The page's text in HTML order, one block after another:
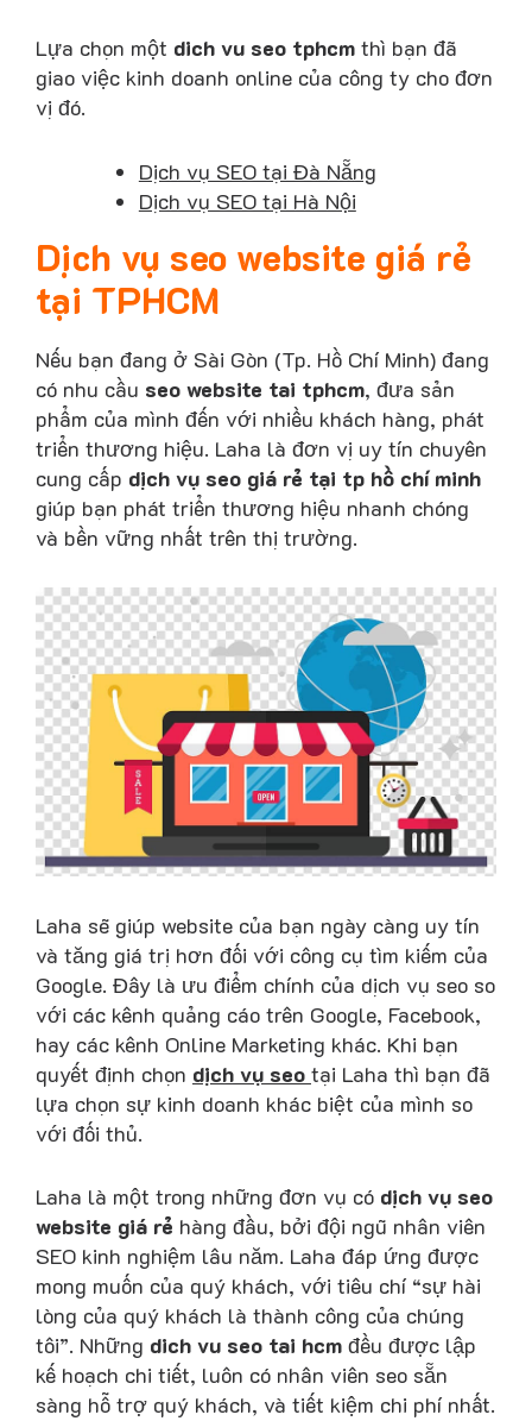
Lựa chọn một dich vu seo tphcm thì bạn đã
giao việc kinh doanh online của công ty cho đơn
vị đó.
Dịch vụ SEO tại Đà Nẵng
Dịch vụ SEO tại Hà Nội
Dịch vụ seo website giá rẻ
tại TPHCM
Nếu bạn đang ở Sài Gòn (Tp. Hồ Chí Minh) đang
có nhu cầu seo website tai tphcm, đưa sản
phẩm của mình đến với nhiều khách hàng, phát
triển thương hiệu. Laha là đơn vị uy tín chuyên
cung cấp dịch vụ seo giá rẻ tại tp hồ chí minh
giúp bạn phát triển thương hiệu nhanh chóng
và bền vững nhất trên thị trường.
Laha sẽ giúp website của bạn ngày càng uy tín
và tăng giá trị hơn đối với công cụ tìm kiếm của
Google. Đây là ưu điểm chính của dịch vụ seo so
với các kênh quảng cáo trên Google, Facebook,
hay các kênh Online Marketing khác. Khi bạn
quyết định chọn dịch vụ seo tại Laha thì bạn đã
lựa chọn sự kinh doanh khác biệt của mình so
với đối thủ.
Laha là một trong những đơn vụ có dịch vụ seo
website giá rẻ hàng đầu, bởi đội ngũ nhân viên
SEO kinh nghiệm lâu năm. Laha đáp ứng được
mong muốn của quý khách, với tiêu chí “sự hài
lòng của quý khách là thành công của chúng
tôi”. Những dich vu seo tai hcm đều được lập
kế hoạch chi tiết, luôn có nhân viên seo sẵn
sàng hỗ trợ quý khách, và tiết kiệm chi phí nhất.